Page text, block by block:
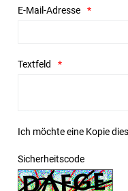
E-Mail-Adresse
Textfeld
Ich möchte eine Kopie
Sicherheitscode